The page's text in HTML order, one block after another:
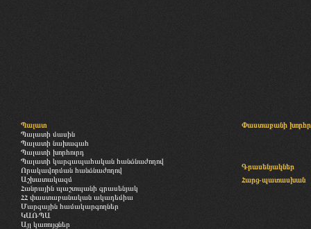
Պալատ
Պալատի մասին
Պալատի նախագահ
Պալատի խորհուրդ
Պալատի կարգապահական հանձնաժողով
Որակավորման հանձնաժողով
Աշխատակազմ
Հանրային պաշտպանի գրասենյակ
ՀՀ փաստաբանական ակադեմիա
Մարզային համակարգողներ
ԿԱՌՊԱ
Այլ կառույցներ
Փաստաբանի
Գրասենյակներ
Հարց-պատասխան